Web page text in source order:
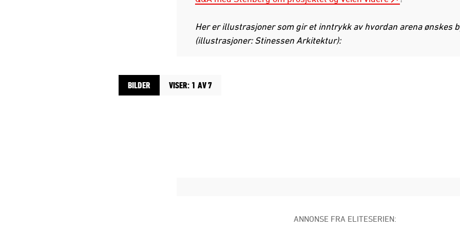
Her er illustrasjoner som gir et inntrykk av hvordan arena ønskes
(illustrasjoner: Stinessen Arkitektur):
BILDER VISER: 1 AV 7
ANNONSE FRA ELITESERIEN: